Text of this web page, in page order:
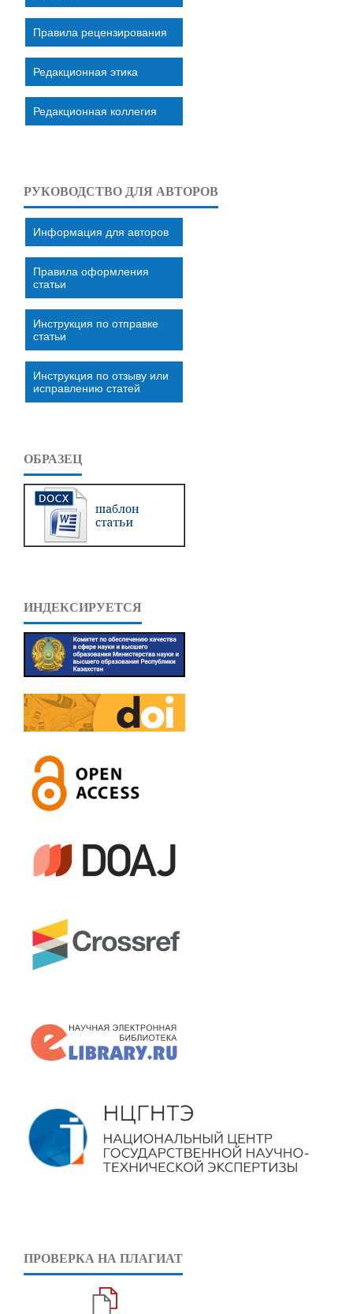
Правила рецензирования
Редакционная этика
Редакционная коллегия
РУКОВОДСТВО ДЛЯ АВТОРОВ
Информация для авторов
Правила оформления
статьи
Инструкция по отправке
статьи
Инструкция по отзыву или
исправлению статей
ОБРАЗЕЦ
ИНДЕКСИРУЕТСЯ
ПРОВЕРКА НА ПЛАГИАТ